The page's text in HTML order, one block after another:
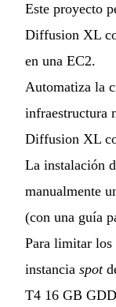
Este proyecto
Diffusion XL
en una EC2.
Automatiza la
infraestructura
Diffusion XL
La instalación
manualmente
(con una guía
Para limitar los
instancia spot
T4 16 GB